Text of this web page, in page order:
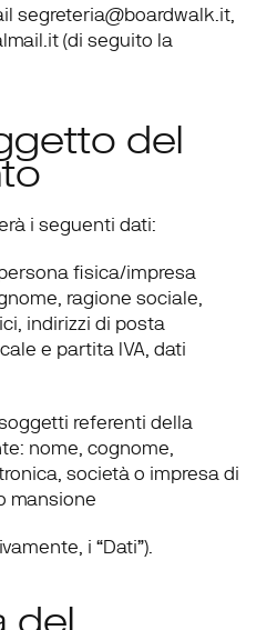
segreteria@boardwalk.it,
(di seguito la
del
i seguenti dati:
fisica/impresa
ragione sociale,
indirizzi di posta
e partita IVA, dati
referenti della
nome, cognome,
società o impresa di
mansione
i “Dati”).
del